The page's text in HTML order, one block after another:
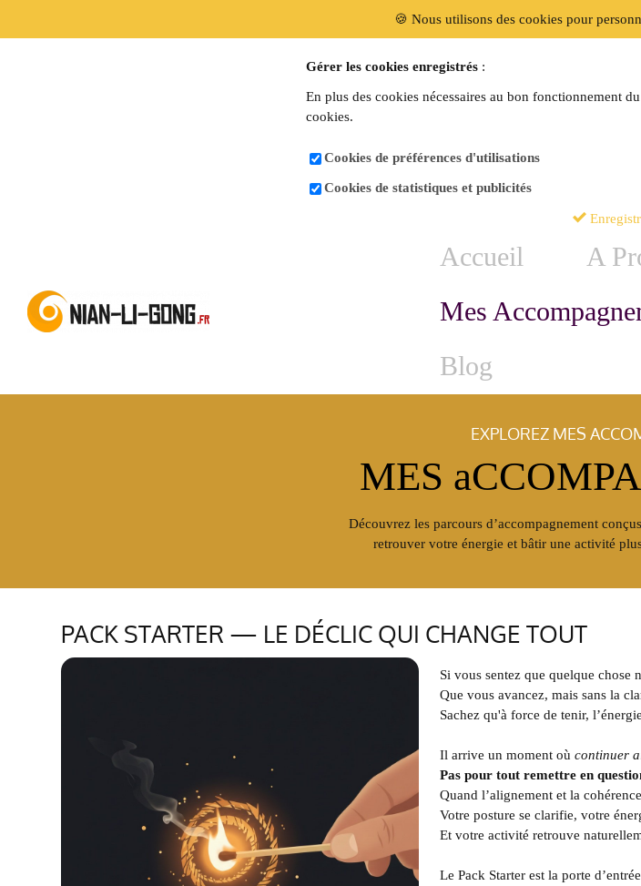
🍪 Nous utilisons des cookies pour
Gérer les cookies enregistrés :
En plus des cookies nécessaires au bon fonctionnement
cookies.
Cookies de préférences d'utilisations
Cookies de statistiques et publicités
Accueil
A
Mes
Blog
EXPLOREZ MES
MES
Découvrez les parcours d’accompagnement
retrouver votre énergie et bâtir une activité
PACK STARTER — LE DÉCLIC QUI CHANGE TOUT
Si vous sentez que quelque
Que vous avancez, mais sans la
Sachez qu'à force de tenir,
Il arrive un moment où continuer
Pas pour tout remettre en
Quand l’alignement et la
Votre posture se clarifie, votre
Et votre activité retrouve
Le Pack Starter est la porte